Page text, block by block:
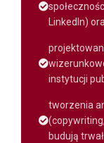
LinkedIn)
instytucji
tworzenia
budują